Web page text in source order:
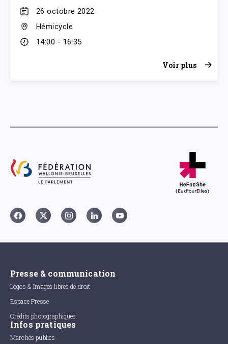
26 octobre 2022
Hémicycle
14:00 - 16:35
Voir plus
Presse & communication
Logos & Images libres de droit
Espace Presse
Crédits photographiques
Infos pratiques
Marchés publics